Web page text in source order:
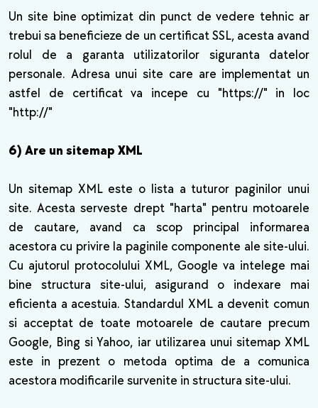
Un site bine optimizat din punct de vedere tehnic ar
trebui sa beneficieze de un certificat SSL, acesta avand
rolul de a garanta utilizatorilor siguranta datelor
personale. Adresa unui site care are implementat un
astfel de certificat va incepe cu "https://" in loc
"http://"
6) Are un sitemap XML
Un sitemap XML este o lista a tuturor paginilor unui
site. Acesta serveste drept "harta" pentru motoarele
de cautare, avand ca scop principal informarea
acestora cu privire la paginile componente ale site-ului.
Cu ajutorul protocolului XML, Google va intelege mai
bine structura site-ului, asigurand o indexare mai
eficienta a acestuia. Standardul XML a devenit comun
si acceptat de toate motoarele de cautare precum
Google, Bing si Yahoo, iar utilizarea unui sitemap XML
este in prezent o metoda optima de a comunica
acestora modificarile survenite in structura site-ului.